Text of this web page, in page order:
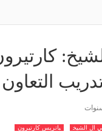
التعاون
ال الشيخ باتريس كارتيرون